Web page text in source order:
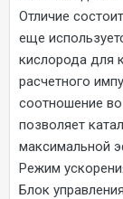
Отличие
еще
кислорода для
расчетного
соотношение
позволяет
максимальной
Режим
Блок